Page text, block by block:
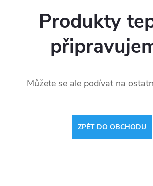
Produkty
Můžete se ale podívat na
ZPĚT DO OBCHODU